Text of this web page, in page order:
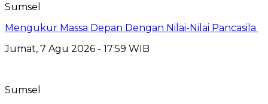
Sumsel
Mengukur Massa Depan Dengan Nilai-Nilai Pancasila
Jumat, 7 Agu 2026 - 17:59 WIB
Sumsel